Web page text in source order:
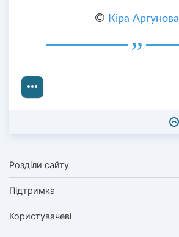
© Кіра Аргунова
Розділи сайту
Підтримка
Користувачеві